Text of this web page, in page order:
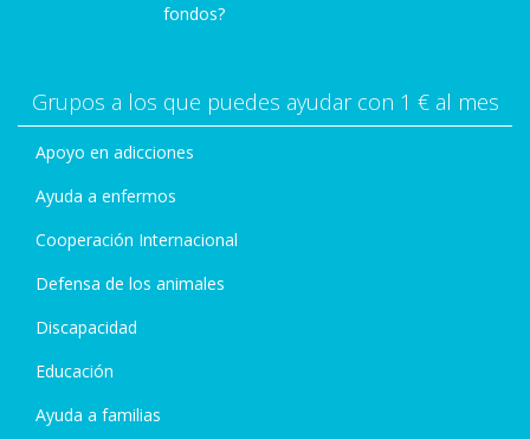
fondos?
Grupos a los que puedes ayudar con 1 € al mes
Apoyo en adicciones
Ayuda a enfermos
Cooperación Internacional
Defensa de los animales
Discapacidad
Educación
Ayuda a familias